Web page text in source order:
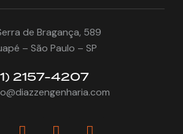
de Bragança, 589
– São Paulo – SP
2157-4207